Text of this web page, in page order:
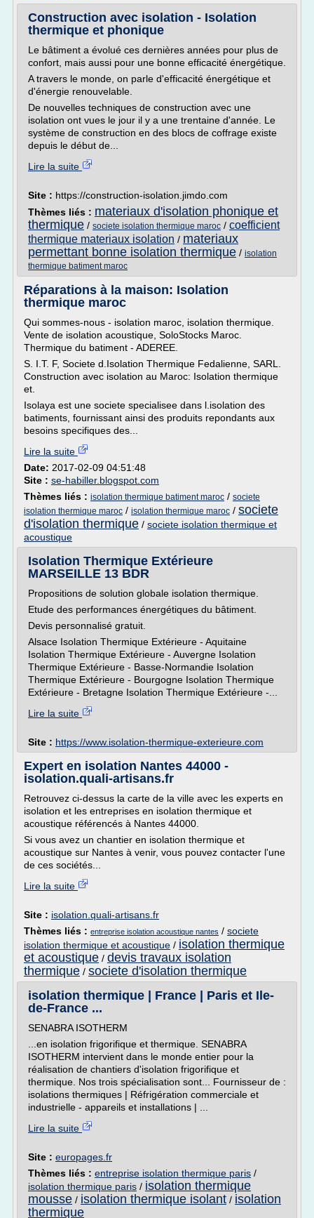
Construction avec isolation - Isolation
thermique et phonique
Le bâtiment a évolué ces dernières années pour plus de
confort, mais aussi pour une bonne efficacité énergétique.
A travers le monde, on parle d'efficacité énergétique et
d'énergie renouvelable.
De nouvelles techniques de construction avec une
isolation ont vues le jour il y a une trentaine d'année. Le
système de construction en des blocs de coffrage existe
depuis le début de...
Lire la suite
Site : https://construction-isolation.jimdo.com
Thèmes liés : materiaux d'isolation phonique et
thermique / societe isolation thermique maroc / coefficient
thermique materiaux isolation / materiaux
permettant bonne isolation thermique / isolation
thermique batiment maroc
Réparations à la maison: Isolation
thermique maroc
Qui sommes-nous - isolation maroc, isolation thermique.
Vente de isolation acoustique, SoloStocks Maroc.
Thermique du batiment - ADEREE.
S. I.T. F, Societe d.Isolation Thermique Fedalienne, SARL.
Construction avec isolation au Maroc: Isolation thermique
et.
Isolaya est une societe specialisee dans l.isolation des
batiments, fournissant ainsi des produits repondants aux
besoins specifiques des...
Lire la suite
Date: 2017-02-09 04:51:48
Site : se-habiller.blogspot.com
Thèmes liés : isolation thermique batiment maroc / societe
isolation thermique maroc / isolation thermique maroc / societe
d'isolation thermique / societe isolation thermique et
acoustique
Isolation Thermique Extérieure
MARSEILLE 13 BDR
Propositions de solution globale isolation thermique.
Etude des performances énergétiques du bâtiment.
Devis personnalisé gratuit.
Alsace Isolation Thermique Extérieure - Aquitaine
Isolation Thermique Extérieure - Auvergne Isolation
Thermique Extérieure - Basse-Normandie Isolation
Thermique Extérieure - Bourgogne Isolation Thermique
Extérieure - Bretagne Isolation Thermique Extérieure -...
Lire la suite
Site : https://www.isolation-thermique-exterieure.com
Expert en isolation Nantes 44000 -
isolation.quali-artisans.fr
Retrouvez ci-dessus la carte de la ville avec les experts en
isolation et les entreprises en isolation thermique et
acoustique référencés à Nantes 44000.
Si vous avez un chantier en isolation thermique et
acoustique sur Nantes à venir, vous pouvez contacter l'une
de ces sociétés...
Lire la suite
Site : isolation.quali-artisans.fr
Thèmes liés : entreprise isolation acoustique nantes / societe
isolation thermique et acoustique / isolation thermique
et acoustique / devis travaux isolation
thermique / societe d'isolation thermique
isolation thermique | France | Paris et Ile-
de-France ...
SENABRA ISOTHERM
...en isolation frigorifique et thermique. SENABRA
ISOTHERM intervient dans le monde entier pour la
réalisation de chantiers d'isolation frigorifique et
thermique. Nos trois spécialisation sont... Fournisseur de :
isolations thermiques | Réfrigération commerciale et
industrielle - appareils et installations | ...
Lire la suite
Site : europages.fr
Thèmes liés : entreprise isolation thermique paris /
isolation thermique paris / isolation thermique
mousse / isolation thermique isolant / isolation
thermique